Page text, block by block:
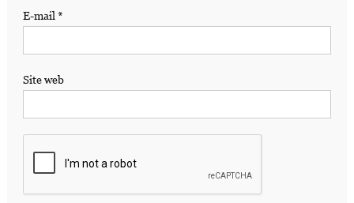
E-mail*
Site web